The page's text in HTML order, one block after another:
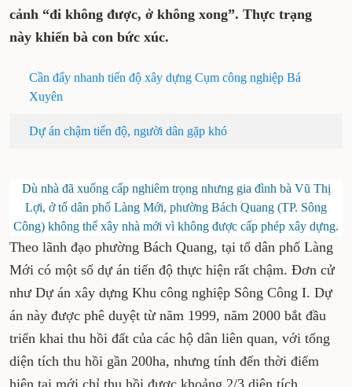
cảnh “đi không được, ở không xong”. Thực trạng
này khiến bà con bức xúc.
Cần đẩy nhanh tiến độ xây dựng Cụm công nghiệp Bá
Xuyên
Dự án chậm tiến độ, người dân gặp khó
Dù nhà đã xuống cấp nghiêm trọng nhưng gia đình bà Vũ Thị
Lợi, ở tổ dân phố Làng Mới, phường Bách Quang (TP. Sông
Công) không thể xây nhà mới vì không được cấp phép xây dựng.
Theo lãnh đạo phường Bách Quang, tại tổ dân phố Làng
Mới có một số dự án tiến độ thực hiện rất chậm. Đơn cử
như Dự án xây dựng Khu công nghiệp Sông Công I. Dự
án này được phê duyệt từ năm 1999, năm 2000 bắt đầu
triển khai thu hồi đất của các hộ dân liên quan, với tổng
diện tích thu hồi gần 200ha, nhưng tính đến thời điểm
hiện tại mới chỉ thu hồi được khoảng 2/3 diện tích.